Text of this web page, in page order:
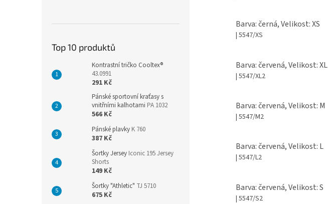
Top 10 produktů
Kontrastní tričko Cooltex®
43.0991
291 Kč
Pánské sportovní kraťasy s
vnitřními kalhotami PA 1032
566 Kč
Pánské plavky K 760
387 Kč
Šortky Jersey Iconic 195 Jersey
Shorts
149 Kč
Šortky "Athletic" TJ 5710
675 Kč
Barva: černá, Velikost: XS
| 5547/XS
Barva: červená, Velikost: XL
| 5547/XL2
Barva: červená, Velikost: M
| 5547/M2
Barva: červená, Velikost: L
| 5547/L2
Barva: červená, Velikost: S
| 5547/S2